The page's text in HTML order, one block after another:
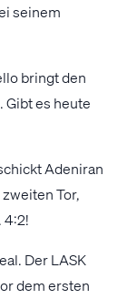
seinem
bringt den
Gibt es heute
Adeniran
Tor,
4:2!
Der LASK
dem ersten